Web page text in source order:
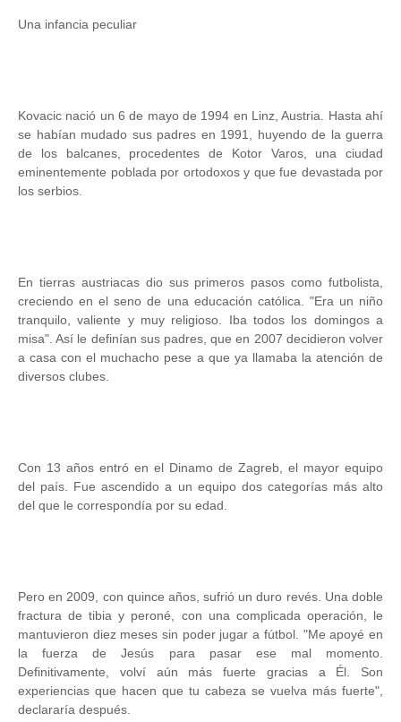
Una infancia peculiar
Kovacic nació un 6 de mayo de 1994 en Linz, Austria. Hasta ahí
se habían mudado sus padres en 1991, huyendo de la guerra
de los balcanes, procedentes de Kotor Varos, una ciudad
eminentemente poblada por ortodoxos y que fue devastada por
los serbios.
En tierras austriacas dio sus primeros pasos como futbolista,
creciendo en el seno de una educación católica. "Era un niño
tranquilo, valiente y muy religioso. Iba todos los domingos a
misa". Así le definían sus padres, que en 2007 decidieron volver
a casa con el muchacho pese a que ya llamaba la atención de
diversos clubes.
Con 13 años entró en el Dinamo de Zagreb, el mayor equipo
del país. Fue ascendido a un equipo dos categorías más alto
del que le correspondía por su edad.
Pero en 2009, con quince años, sufrió un duro revés. Una doble
fractura de tibia y peroné, con una complicada operación, le
mantuvieron diez meses sin poder jugar a fútbol. "Me apoyé en
la fuerza de Jesús para pasar ese mal momento.
Definitivamente, volví aún más fuerte gracias a Él. Son
experiencias que hacen que tu cabeza se vuelva más fuerte",
declararía después.